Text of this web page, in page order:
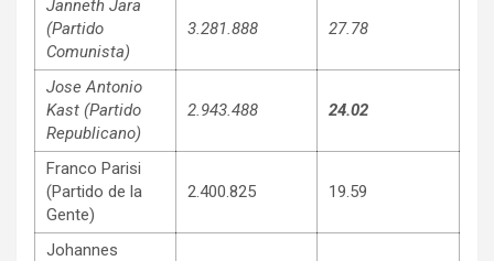
Janneth Jara
(Partido
Comunista)
3.281.888 27.78
Jose Antonio
Kast (Partido
Republicano)
2.943.488 24.02
Franco Parisi
(Partido de la
Gente)
2.400.825 19.59
Johannes